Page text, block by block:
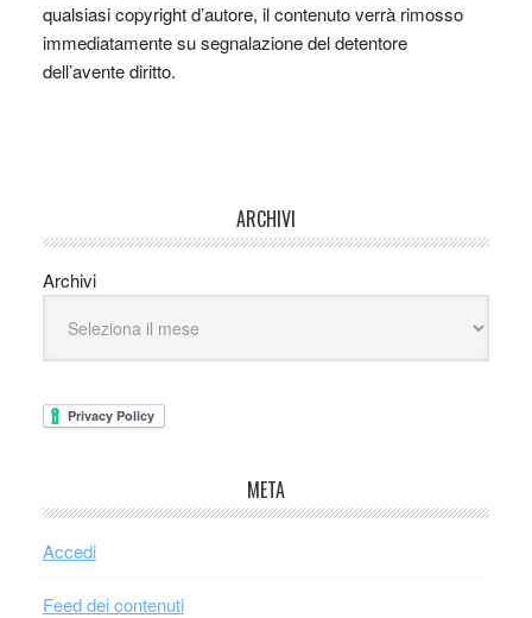
qualsiasi copyright d’autore, il contenuto verrà rimosso
immediatamente su segnalazione del detentore
dell’avente diritto.
ARCHIVI
Archivi
META
Accedi
Feed dei contenuti